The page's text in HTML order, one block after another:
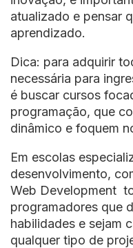
atualizado e pensar
aprendizado.
Dica: para adquirir
necessária para
é buscar cursos
programação, que
dinâmico e foquem
Em escolas
desenvolvimento,
Web Development
programadores que
habilidades e sejam
qualquer tipo de